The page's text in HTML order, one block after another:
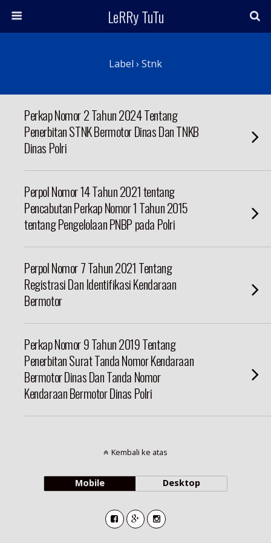
LeRRy TuTu
Label › Stnk
Perkap Nomor 2 Tahun 2024 Tentang
Penerbitan STNK Bermotor Dinas Dan TNKB
Dinas Polri
Perpol Nomor 14 Tahun 2021 tentang
Pencabutan Perkap Nomor 1 Tahun 2015
tentang Pengelolaan PNBP pada Polri
Perpol Nomor 7 Tahun 2021 Tentang
Registrasi Dan Identifikasi Kendaraan
Bermotor
Perkap Nomor 9 Tahun 2019 Tentang
Penerbitan Surat Tanda Nomor Kendaraan
Bermotor Dinas Dan Tanda Nomor
Kendaraan Bermotor Dinas Polri
Kembali ke atas
Mobile Desktop